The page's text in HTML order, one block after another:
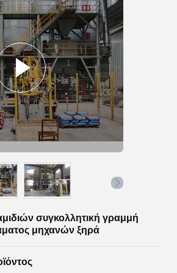
συγκολλητική γραμμή
μηχανών ξηρά